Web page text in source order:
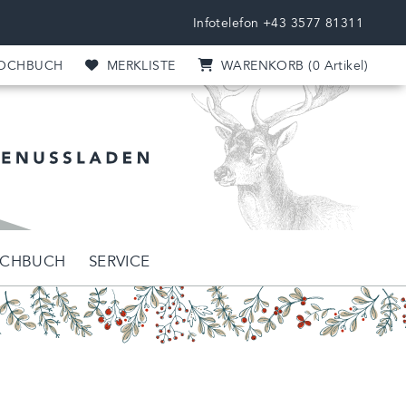
Infotelefon +43 3577 81311
WARENKORB (0 Artikel)
MERKLISTE
SERVICE